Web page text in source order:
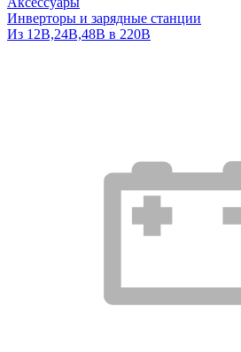
Инверторы и зарядные станции
Из 12В,24В,48В в 220В